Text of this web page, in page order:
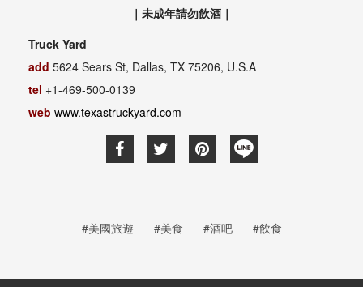
｜未成年請勿飲酒｜
Truck Yard
add 5624 Sears St, Dallas, TX 75206, U.S.A
tel +1-469-500-0139
web www.texastruckyard.com
#美國旅遊 #美食 #酒吧 #飲食